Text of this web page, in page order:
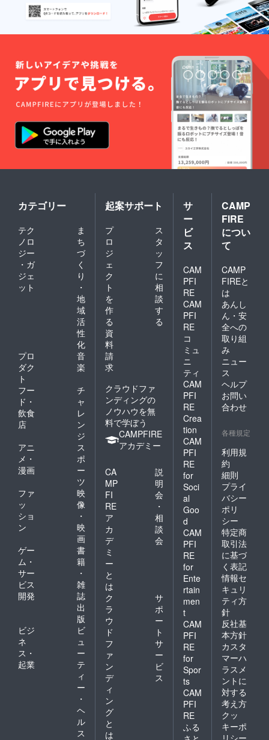
カテゴリー
テク
ノロ
ジー
・ガ
ジェ
ット
ま
ち
づ
く
り
・
地
域
活
性
化
プロ
ダク
ト
音
楽
フー
ド・
飲食
店
チ
ャ
レ
ン
ジ
アニ
メ・
漫画
ス
ポ
ー
ツ
ファ
ッ
ショ
ン
映
像
・
映
画
ゲー
ム・
サー
ビス
開発
書
籍
・
雑
誌
出
版
ビジ
ネ
ス・
起業
ビ
ュ
ー
テ
ィ
ー
・
ヘ
ル
ス
起案サポート
プ
ロ
ジ
ェ
ク
ト
を
作
る
ス
タ
ッ
フ
に
相
談
す
る
資
料
請
求
クラウドファ
ンディングの
ノウハウを無
料で学ぼう
CAMPFIRE
アカデミー
CA
MP
FI
RE
ア
カ
デ
ミ
ー
と
は
説
明
会
・
相
談
会
ク
ラ
ウ
ド
フ
ァ
ン
デ
ィ
ン
グ
と
は
サ
ポ
ー
ト
サ
ー
ビ
ス
サ
ー
ビ
ス
CAM
PFI
RE
CAM
PFI
RE
コ
ミュ
ニ
ティ
CAM
PFI
RE
Crea
tion
CAM
PFI
RE
for
Soci
al
Goo
d
CAM
PFI
RE
for
Ente
rtain
men
t
CAM
PFI
RE
for
Spor
ts
CAM
PFI
RE
ふる
CAMP
FIRE
につい
て
CAMP
FIREと
は
あんし
ん・安
全への
取り組
み
ニュー
ス
ヘルプ
お問い
合わせ
各種規定
利用規
約
細則
プライ
バシー
ポリ
シー
特定商
取引法
に基づ
く表記
情報セ
キュリ
ティ方
針
反社基
本方針
カスタ
マーハ
ラスメ
ントに
対する
考え方
クッ
キーポ